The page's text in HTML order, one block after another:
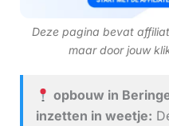
Deze pagina bevat
maar door jouw
opbouw in
inzetten in weetje: